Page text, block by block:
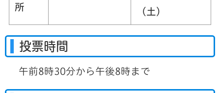
所
（土）
投票時間
午前8時30分から午後8時まで